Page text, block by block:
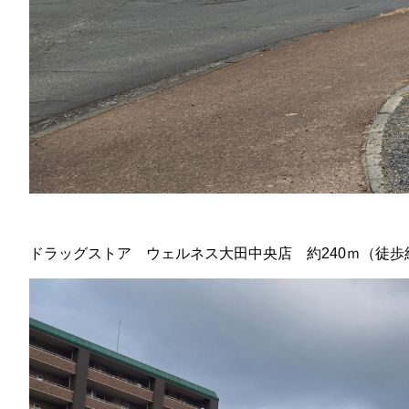
ドラッグストア ウェルネス大田中央店 約240ｍ（徒歩